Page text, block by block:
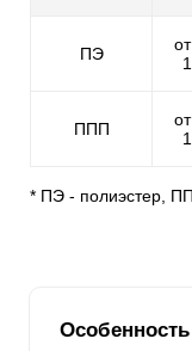
ПЭ
ППП
* ПЭ - полиэстер,